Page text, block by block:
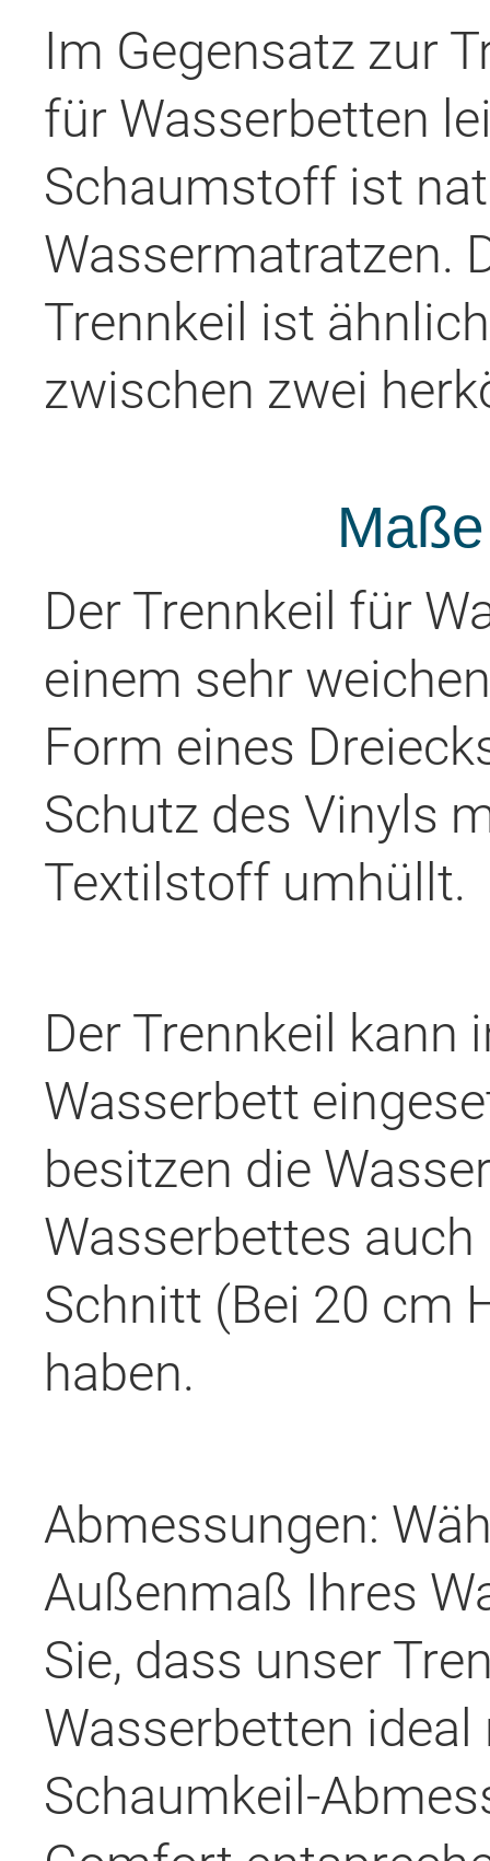
Im Gegensatz zur
für Wasserbetten
Schaumstoff ist
Wassermatratzen.
Trennkeil ist
zwischen zwei
Der Trennkeil für
einem sehr
Form eines
Schutz des Vinyls
Textilstoff umhüllt.
Der Trennkeil kann
Wasserbett
besitzen die
Wasserbettes
Schnitt (Bei 20 cm
haben.
Abmessungen:
Außenmaß Ihres
Sie, dass unser
Wasserbetten
Schaumkeil-